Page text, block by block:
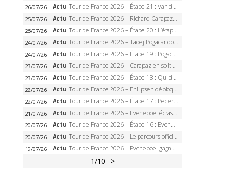
26/07/26 Actu Tour de France 2026 – Étape 21 : Van der Poel, Pogacar, qui succédera à Wout van Aert sur les Champs-Elysées ?
25/07/26 Actu Tour de France 2026 – Richard Carapaz roi des Alpes, doublé et maillot à pois, Seixas perd le podium
25/07/26 Actu Tour de France 2026 – Étape 20 : L’étape reine, Galibier, Sarenne, Alpe d’Huez, qui succédera à Pogacar ?
24/07/26 Actu Tour de France 2026 – Tadej Pogacar dompte l’Alpe d’Huez, 5e victoire, record de Pantani pulvérisé
24/07/26 Actu Tour de France 2026 – Étape 19 : Pogacar peut-il enfin dompter l’Alpe d’Huez ?
23/07/26 Actu Tour de France 2026 – Carapaz en solitaire à Orcières-Merlette, Paret-Peintre à un point du maillot à pois
23/07/26 Actu Tour de France 2026 – Étape 18 : Qui domptera Orcières-Merlette, première marche vers l’Alpe d’Huez ?
22/07/26 Actu Tour de France 2026 – Philipsen débloque son compteur à Voiron, Pedersen en danger pour le maillot vert
22/07/26 Actu Tour de France 2026 – Étape 17 : Pedersen peut-il verrouiller le maillot vert à Voiron ?
21/07/26 Actu Tour de France 2026 – Evenepoel écrase le chrono d’Évian, Seixas 4e, Lipowitz abandonne
20/07/26 Actu Tour de France 2026 – Étape 16 : Evenepoel, Pogacar, Ganna… qui domptera le chrono d’Évian pour redessiner le podium ?
20/07/26 Actu Tour de France 2026 – Le parcours officiel complet : 21 étapes, profils, carte et dates
19/07/26 Actu Tour de France 2026 – Evenepoel gagne à Solaison, Vingegaard abandonne, Pogacar toujours en jaune
1/10 >